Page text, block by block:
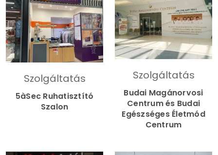
Szolgáltatás
5àSec Ruhatisztító
Szalon
Szolgáltatás
Budai Magánorvosi
Centrum és Budai
Egészséges Életmód
Centrum